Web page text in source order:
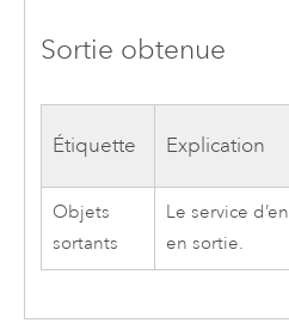
Sortie obtenue
Étiquette Explication
Objets
sortants
Le service
en sortie.